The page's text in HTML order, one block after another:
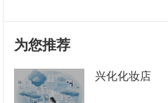
为您推荐
兴化化妆店